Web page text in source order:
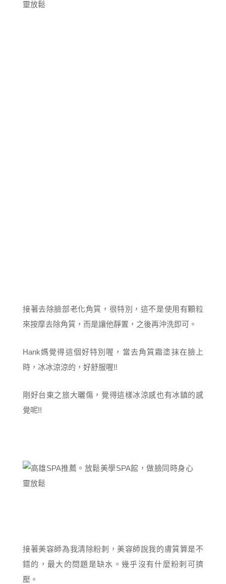
接著去除臉部老化角質，很特別，這不是使用有顆粒
來按摩去除角質，而是讓他靜置，之後再沖洗即可。
Hank媽覺得這個好特別喔，當去角質霜塗抹在臉上
時，冰冰涼涼的，好舒服喔!!
剛好台東之旅大曬傷，覺得這樣冰涼感也有冰鎮的感
覺呢!!
接著美容師為我清除粉刺，美容師說我的膚質算是不
錯的，最大的問題是缺水。幾乎沒有什麼粉刺可擠
壓。